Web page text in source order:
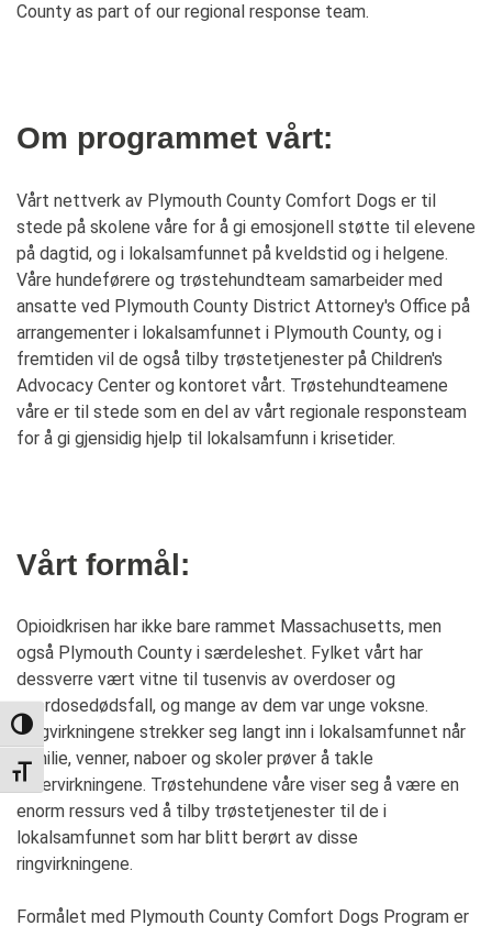
TOGGLE HIGH CONTRAST
TOGGLE FONT SIZE
County as part of our regional response team.
Om programmet vårt:
Vårt nettverk av Plymouth County Comfort Dogs er til
stede på skolene våre for å gi emosjonell støtte til elevene
på dagtid, og i lokalsamfunnet på kveldstid og i helgene.
Våre hundeførere og trøstehundteam samarbeider med
ansatte ved Plymouth County District Attorney's Office på
arrangementer i lokalsamfunnet i Plymouth County, og i
fremtiden vil de også tilby trøstetjenester på Children's
Advocacy Center og kontoret vårt. Trøstehundteamene
våre er til stede som en del av vårt regionale responsteam
for å gi gjensidig hjelp til lokalsamfunn i krisetider.
Vårt formål:
Opioidkrisen har ikke bare rammet Massachusetts, men
også Plymouth County i særdeleshet. Fylket vårt har
dessverre vært vitne til tusenvis av overdoser og
overdosedødsfall, og mange av dem var unge voksne.
Ringvirkningene strekker seg langt inn i lokalsamfunnet når
familie, venner, naboer og skoler prøver å takle
ettervirkningene. Trøstehundene våre viser seg å være en
enorm ressurs ved å tilby trøstetjenester til de i
lokalsamfunnet som har blitt berørt av disse
ringvirkningene.
Formålet med Plymouth County Comfort Dogs Program er